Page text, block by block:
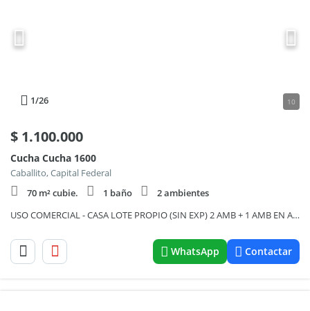
1/26 10
$ 1.100.000
Cucha Cucha 1600
Caballito, Capital Federal
70 m² cubie.
1 baño
2 ambientes
USO COMERCIAL - CASA LOTE PROPIO (SIN EXP) 2 AMB + 1 AMB EN ALTO - 100 MTS TOT APROX C/ PATIO Y TERRAZA, EXC. UBICACIÓN
WhatsApp Contactar